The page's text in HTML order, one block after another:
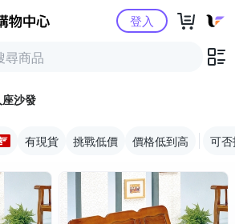
Yahoo購物中心登入
沙發
有現貨 挑戰低價 價格低到高 可